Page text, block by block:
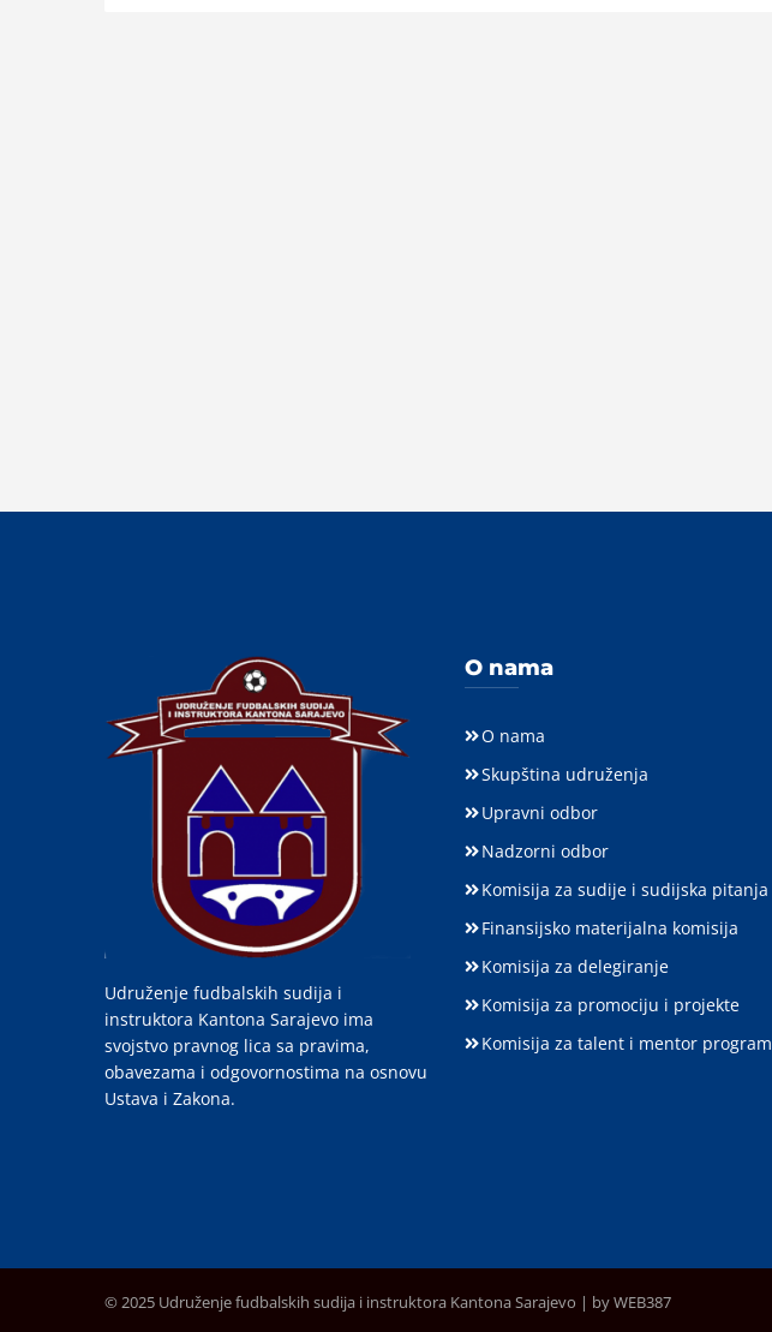
Udruženje fudbalskih sudija i
instruktora Kantona Sarajevo ima
svojstvo pravnog lica sa pravima,
obavezama i odgovornostima na osnovu
Ustava i Zakona.
O nama
O nama
Skupština udruženja
Upravni odbor
Nadzorni odbor
Komisija za sudije i sudijska pitanja
Finansijsko materijalna komisija
Komisija za delegiranje
Komisija za promociju i projekte
Komisija za talent i mentor program
© 2025 Udruženje fudbalskih sudija i instruktora Kantona Sarajevo | by WEB387